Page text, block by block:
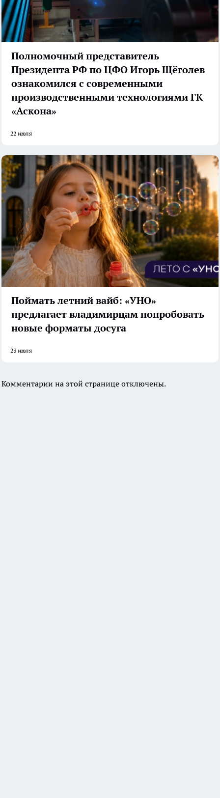
Полномочный представитель
Президента РФ по ЦФО Игорь Щёголев
ознакомился с современными
производственными технологиями ГК
«Аскона»
22 июля
Поймать летний вайб: «УНО»
предлагает владимирцам попробовать
новые форматы досуга
23 июля
Комментарии на этой странице отключены.